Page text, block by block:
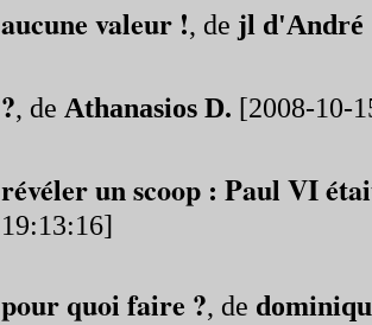
aucune valeur !, de jl d'André
?, de Athanasios D. [2008-10-
révéler un scoop : Paul VI
19:13:16]
pour quoi faire ?, de